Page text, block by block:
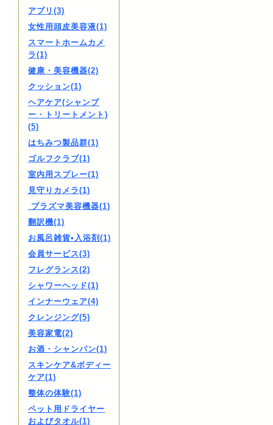
アプリ(3)
女性用頭皮美容液(1)
スマートホームカメ
ラ(1)
健康・美容機器(2)
クッション(1)
ヘアケア(シャンプ
ー・トリートメント)
(5)
はちみつ製品群(1)
ゴルフクラブ(1)
室内用スプレー(1)
見守りカメラ(1)
プラズマ美容機器(1)
翻訳機(1)
お風呂雑貨•入浴剤(1)
会員サービス(3)
フレグランス(2)
シャワーヘッド(1)
インナーウェア(4)
クレンジング(5)
美容家電(2)
お酒・シャンパン(1)
スキンケア&ボディー
ケア(1)
整体の体験(1)
ペット用ドライヤー
およびタオル(1)